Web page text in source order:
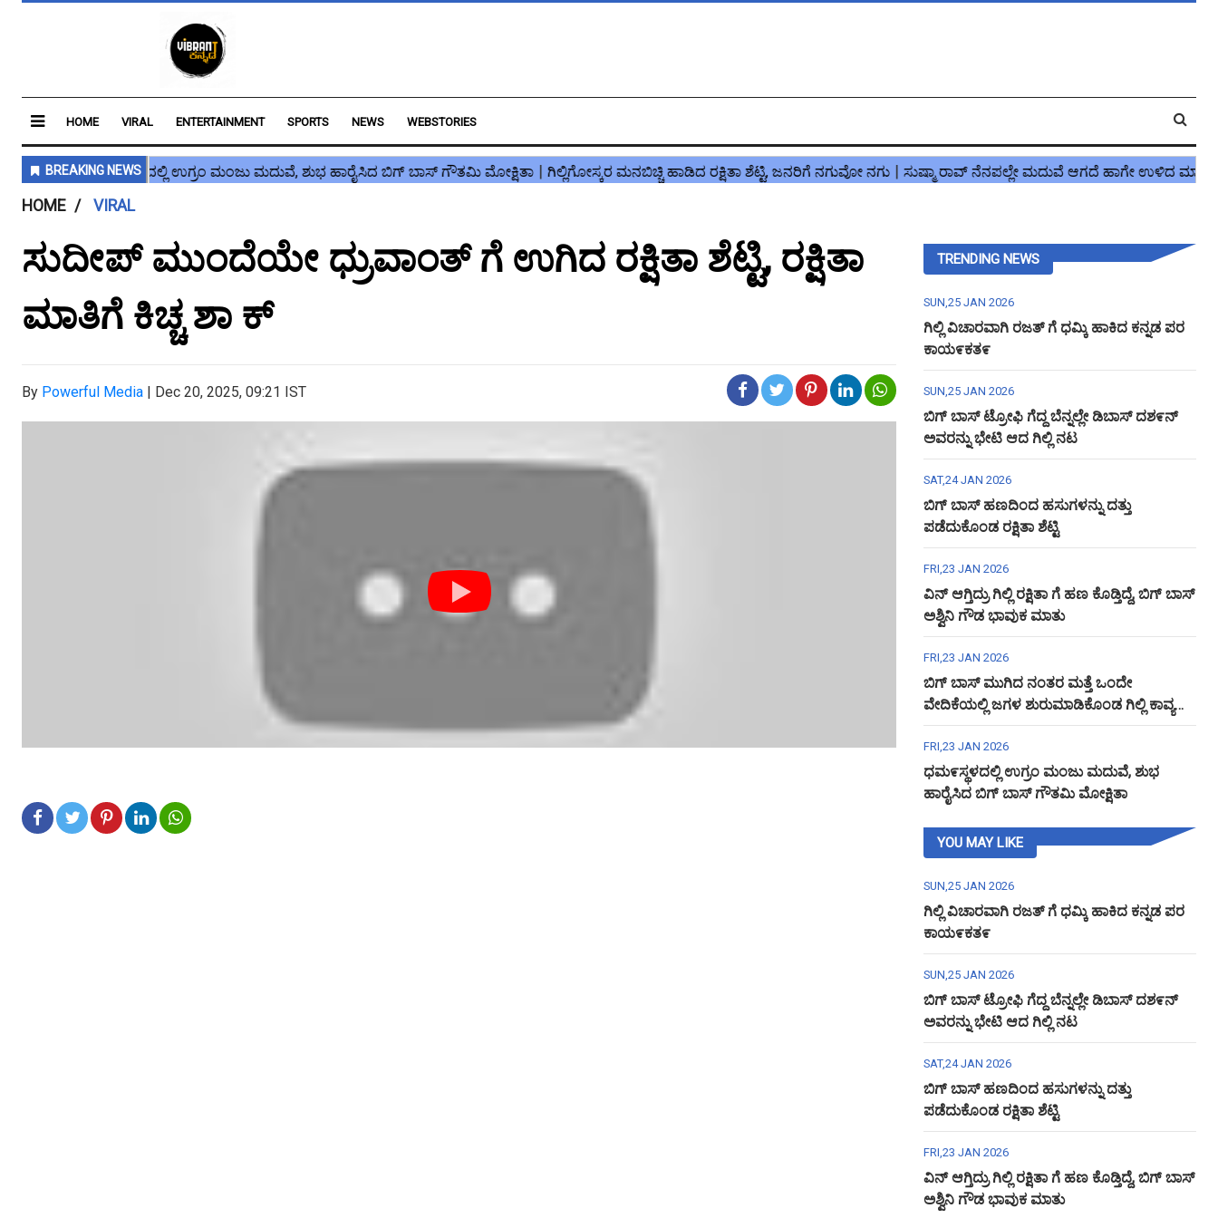
HOME VIRAL ENTERTAINMENT SPORTS NEWS WEBSTORIES
HOME VIRAL
ಸುದೀಪ್ ಮುಂದೆಯೇ ಧ್ರುವಾಂತ್ ಗೆ ಉಗಿದ ರಕ್ಷಿತಾ ಶೆಟ್ಟಿ, ರಕ್ಷಿತಾ
ಮಾತಿಗೆ ಕಿಚ್ಚ ಶಾ ಕ್
By Powerful Media | Dec 20, 2025, 09:21 IST
TRENDING NEWS
SUN,25 JAN 2026
ಗಿಲ್ಲಿ ವಿಚಾರವಾಗಿ ರಜತ್ ಗೆ ಧಮ್ಕಿ ಹಾಕಿದ ಕನ್ನಡ ಪರ
ಕಾಯ೯ಕತ೯
SUN,25 JAN 2026
ಬಿಗ್ ಬಾಸ್ ಟ್ರೋಫಿ ಗೆದ್ದ ಬೆನ್ನಲ್ಲೇ ಡಿಬಾಸ್ ದಶ೯ನ್
ಅವರನ್ನು ಭೇಟಿ ಆದ ಗಿಲ್ಲಿ ನಟ
SAT,24 JAN 2026
ಬಿಗ್ ಬಾಸ್ ಹಣದಿಂದ ಹಸುಗಳನ್ನು ದತ್ತು
ಪಡೆದುಕೊಂಡ ರಕ್ಷಿತಾ ಶೆಟ್ಟಿ
FRI,23 JAN 2026
ವಿನ್ ಆಗ್ತಿದ್ರು ಗಿಲ್ಲಿ ರಕ್ಷಿತಾ ಗೆ ಹಣ ಕೊಡ್ತಿದ್ದೆ, ಬಿಗ್ ಬಾಸ್
ಅಶ್ವಿನಿ ಗೌಡ ಭಾವುಕ ಮಾತು
FRI,23 JAN 2026
ಬಿಗ್ ಬಾಸ್ ಮುಗಿದ ನಂತರ ಮತ್ತೆ ಒಂದೇ
ವೇದಿಕೆಯಲ್ಲಿ ಜಗಳ ಶುರುಮಾಡಿಕೊಂಡ ಗಿಲ್ಲಿ ಕಾವ್ಯ
ಅಶ್ವಿನಿ ಗೌಡ
FRI,23 JAN 2026
ಧಮ೯ಸ್ಥಳದಲ್ಲಿ ಉಗ್ರಂ ಮಂಜು ಮದುವೆ, ಶುಭ
ಹಾರೈಸಿದ ಬಿಗ್ ಬಾಸ್ ಗೌತಮಿ ಮೋಕ್ಷಿತಾ
YOU MAY LIKE
SUN,25 JAN 2026
ಗಿಲ್ಲಿ ವಿಚಾರವಾಗಿ ರಜತ್ ಗೆ ಧಮ್ಕಿ ಹಾಕಿದ ಕನ್ನಡ ಪರ
ಕಾಯ೯ಕತ೯
SUN,25 JAN 2026
ಬಿಗ್ ಬಾಸ್ ಟ್ರೋಫಿ ಗೆದ್ದ ಬೆನ್ನಲ್ಲೇ ಡಿಬಾಸ್ ದಶ೯ನ್
ಅವರನ್ನು ಭೇಟಿ ಆದ ಗಿಲ್ಲಿ ನಟ
SAT,24 JAN 2026
ಬಿಗ್ ಬಾಸ್ ಹಣದಿಂದ ಹಸುಗಳನ್ನು ದತ್ತು
ಪಡೆದುಕೊಂಡ ರಕ್ಷಿತಾ ಶೆಟ್ಟಿ
FRI,23 JAN 2026
ವಿನ್ ಆಗ್ತಿದ್ರು ಗಿಲ್ಲಿ ರಕ್ಷಿತಾ ಗೆ ಹಣ ಕೊಡ್ತಿದ್ದೆ, ಬಿಗ್ ಬಾಸ್
ಅಶ್ವಿನಿ ಗೌಡ ಭಾವುಕ ಮಾತು